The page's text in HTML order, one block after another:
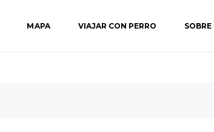
MAPA VIAJAR CON PERRO